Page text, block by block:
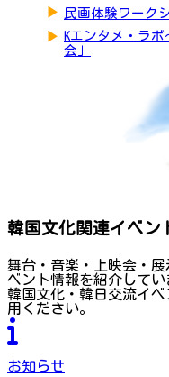
▶ 民画体験ワーク
▶ Kエンタメ・ラ
会」
韓国文化関連イベン
舞台・音楽・上映会・
ベント情報を紹介してい
韓国文化・韓日交流イ
用ください。
お知らせ